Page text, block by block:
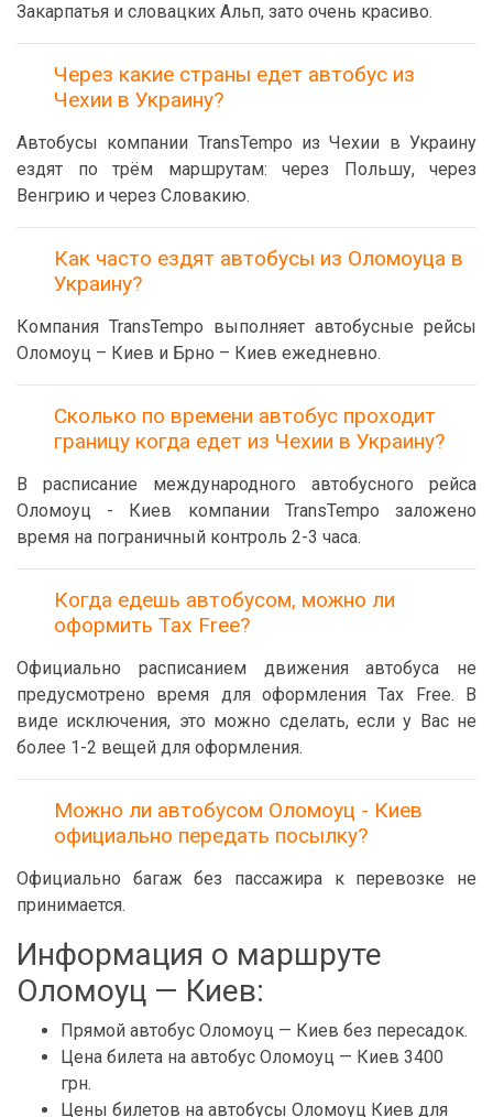
Закарпатья и словацких Альп, зато очень красиво.
Через какие страны едет автобус из
Чехии в Украину?
Автобусы компании TransTempo из Чехии в Украину
ездят по трём маршрутам: через Польшу, через
Венгрию и через Словакию.
Как часто ездят автобусы из Оломоуца в
Украину?
Компания TransTempo выполняет автобусные рейсы
Оломоуц – Киев и Брно – Киев ежедневно.
Сколько по времени автобус проходит
границу когда едет из Чехии в Украину?
В расписание международного автобусного рейса
Оломоуц - Киев компании TransTempo заложено
время на пограничный контроль 2-3 часа.
Когда едешь автобусом, можно ли
оформить Tax Free?
Официально расписанием движения автобуса не
предусмотрено время для оформления Tax Free. В
виде исключения, это можно сделать, если у Вас не
более 1-2 вещей для оформления.
Можно ли автобусом Оломоуц - Киев
официально передать посылку?
Официально багаж без пассажира к перевозке не
принимается.
Информация о маршруте
Оломоуц — Киев:
Прямой автобус Оломоуц — Киев без пересадок.
Цена билета на автобус Оломоуц — Киев 3400
грн.
Цены билетов на автобусы Оломоуц Киев для